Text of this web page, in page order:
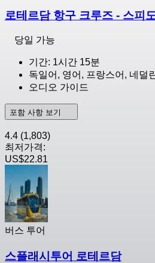
로테르담 항구 크루즈 - 스피
당일 가능
기간: 1시간 15분
독일어, 영어, 프랑스어, 네덜
오디오 가이드
포함 사항 보기
4.4 (1,803)
최저가격:
US$22.81
버스 투어
스플래시투어 로테르담